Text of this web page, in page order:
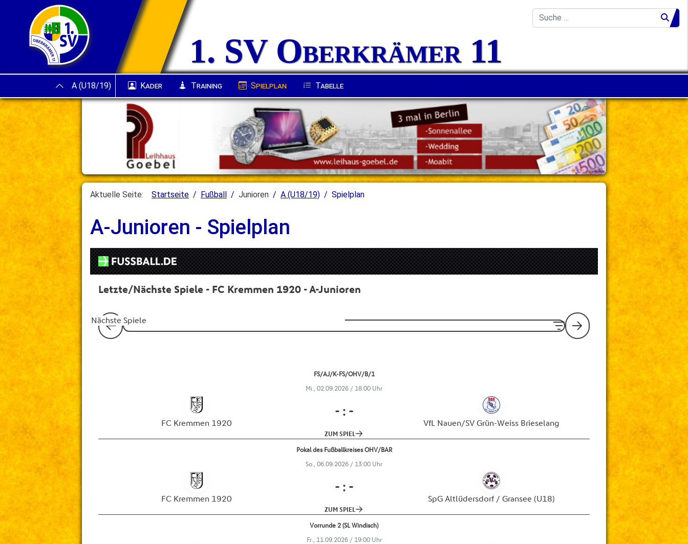
1. SV Oberkrämer 11
Suche
News Verein Fußball
Fußball Herren Junioren
Junioren A (U18/19)
A (U18/19) Kader Training Spielplan Tabelle
D (U12/13) E (U10/11) F (U8/9) G (U7)
Kontakt
Aktuelle Seite: Startseite Fußball Junioren A (U18/19) Spielplan
A-Junioren - Spielplan